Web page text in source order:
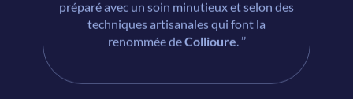
préparé avec un soin minutieux et selon des
techniques artisanales qui font la
renommée deCollioure. ’’